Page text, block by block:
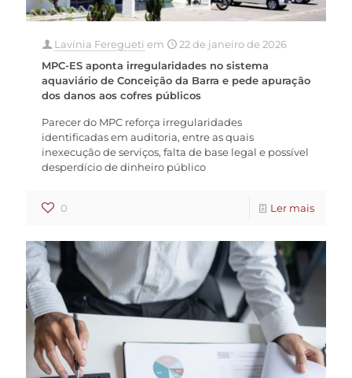
Lavínia Feregueti em
22 de janeiro de 2026
MPC-ES aponta irregularidades no sistema
aquaviário de Conceição da Barra e pede apuração
dos danos aos cofres públicos
Parecer do MPC reforça irregularidades
identificadas em auditoria, entre as quais
inexecução de serviços, falta de base legal e possível
desperdício de dinheiro público
0 Ler mais